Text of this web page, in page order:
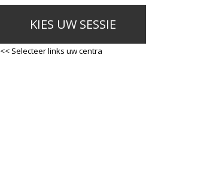
KIES UW SESSIE
<< Selecteer links uw centra